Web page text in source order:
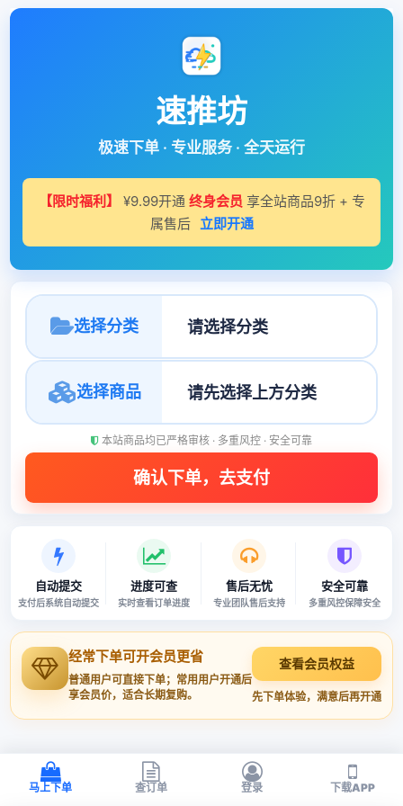
速推坊
极速下单 · 专业服务 · 全天运行
【限时福利】 ¥9.99开通 终身会员 享全站商品9折 + 专
属售后 立即开通
选择分类
选择商品
本站商品均已严格审核 · 多重风控 · 安全可靠
自动提交
支付后系统自动提交
进度可查
实时查看订单进度
售后无忧
专业团队售后支持
安全可靠
多重风控保障安全
经常下单可开会员更省
普通用户可直接下单；常用用户开通后
享会员价，适合长期复购。
查看会员权益
先下单体验，满意后再开通
马上下单 查订单 登录 下载APP